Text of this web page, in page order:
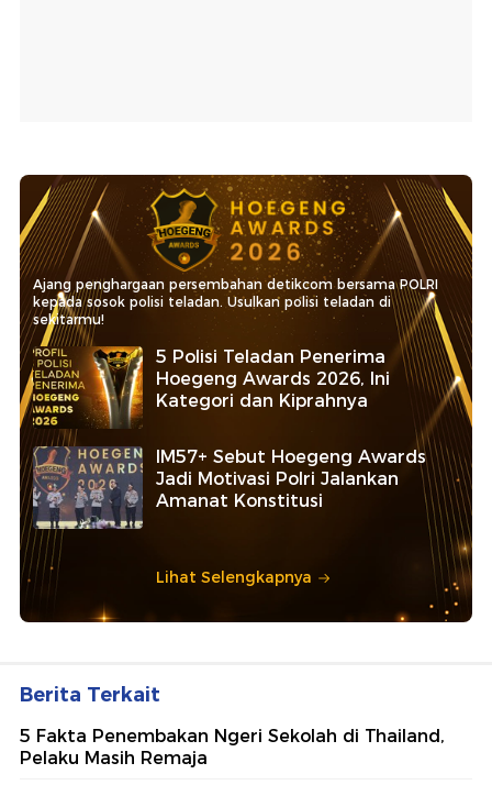
Ajang penghargaan persembahan detikcom bersama POLRI
kepada sosok polisi teladan. Usulkan polisi teladan di
sekitarmu!
5 Polisi Teladan Penerima
Hoegeng Awards 2026, Ini
Kategori dan Kiprahnya
IM57+ Sebut Hoegeng Awards
Jadi Motivasi Polri Jalankan
Amanat Konstitusi
Lihat Selengkapnya
Berita Terkait
5 Fakta Penembakan Ngeri Sekolah di Thailand,
Pelaku Masih Remaja